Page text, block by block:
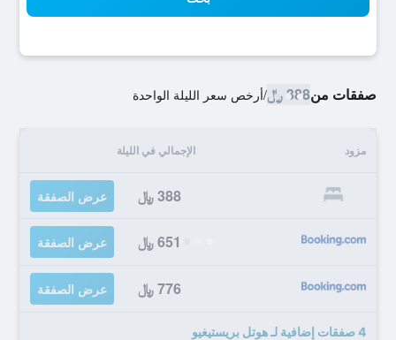
صفقات من388 ﷼ /أرخص سعر الليلة الواحدة
مزود الإجمالي في الليلة
388 ﷼ عرض الصفقة
651 ﷼ عرض الصفقة
776 ﷼ عرض الصفقة
4 صفقات إضافية لـ هوتل بريستيغيو